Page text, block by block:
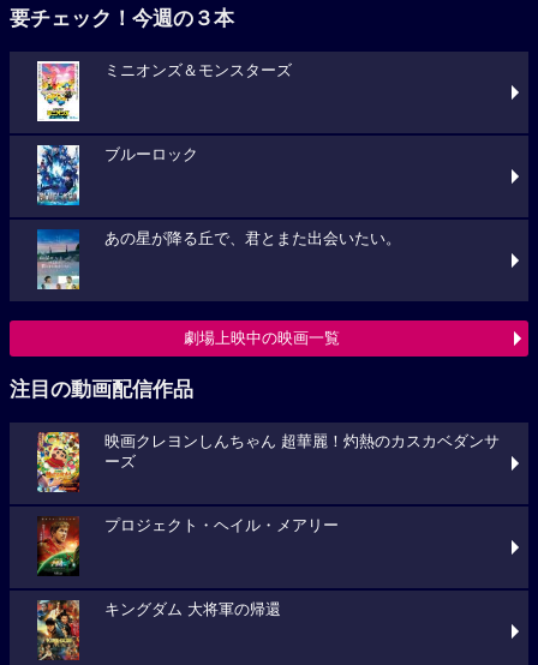
要チェック！今週の３本
ミニオンズ＆モンスターズ
ブルーロック
あの星が降る丘で、君とまた出会いたい。
劇場上映中の映画一覧
注目の動画配信作品
映画クレヨンしんちゃん 超華麗！灼熱のカスカベダンサ
ーズ
プロジェクト・ヘイル・メアリー
キングダム 大将軍の帰還